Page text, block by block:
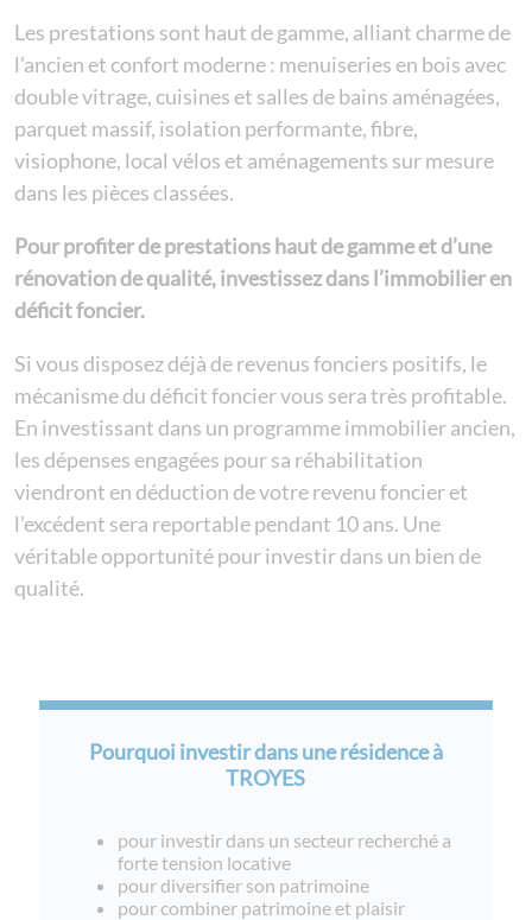
Les prestations sont haut de gamme, alliant charme de
l’ancien et confort moderne : menuiseries en bois avec
double vitrage, cuisines et salles de bains aménagées,
parquet massif, isolation performante, fibre,
visiophone, local vélos et aménagements sur mesure
dans les pièces classées.
Pour profiter de prestations haut de gamme et d’une
rénovation de qualité, investissez dans l’immobilier en
déficit foncier.
Si vous disposez déjà de revenus fonciers positifs, le
mécanisme du déficit foncier vous sera très profitable.
En investissant dans un programme immobilier ancien,
les dépenses engagées pour sa réhabilitation
viendront en déduction de votre revenu foncier et
l’excédent sera reportable pendant 10 ans. Une
véritable opportunité pour investir dans un bien de
qualité.
Pourquoi investir dans une résidence à
TROYES
pour investir dans un secteur recherché a
forte tension locative
pour diversifier son patrimoine
pour combiner patrimoine et plaisir